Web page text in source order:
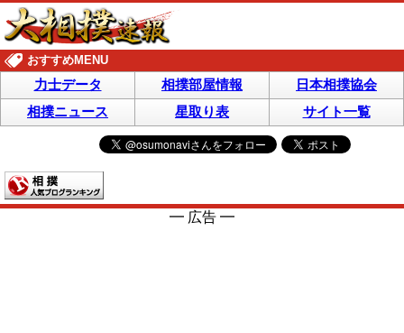
おすすめMENU
力士データ 相撲部屋情報
日本相撲協会
相撲ニュース
星取り表 サイト一覧
━ 広告 ━